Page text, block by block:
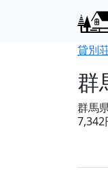
貸別
群
群馬
7,342